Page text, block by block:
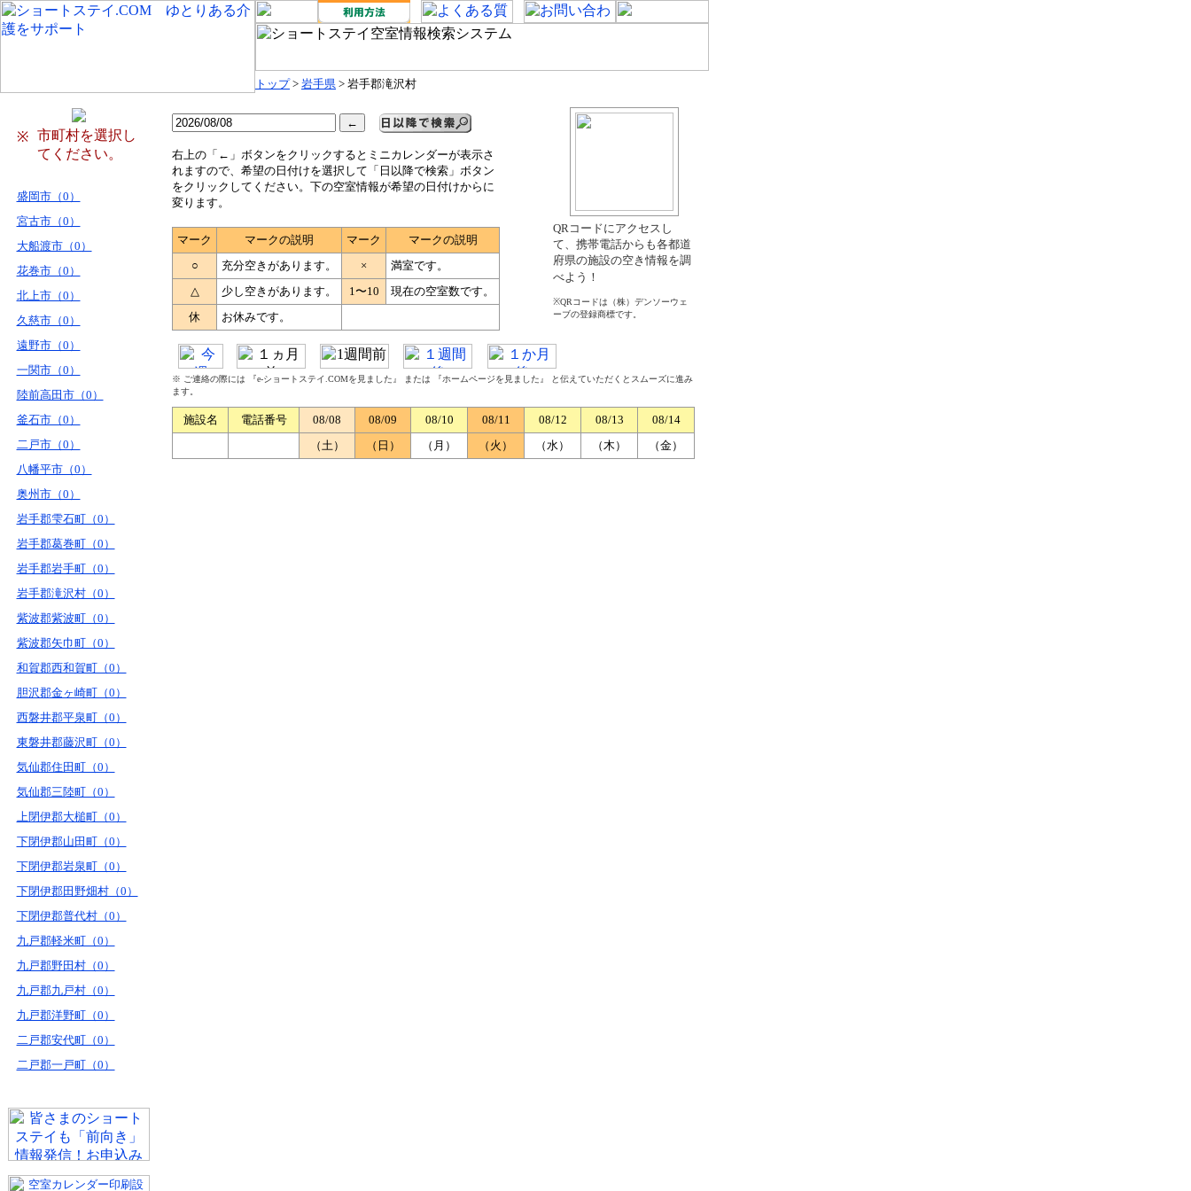
トップ> 岩手県 > 岩手郡滝沢村
※
市町村を選択し
てください。
盛岡市（0）
宮古市（0）
大船渡市（0）
花巻市（0）
北上市（0）
久慈市（0）
遠野市（0）
一関市（0）
陸前高田市（0）
釜石市（0）
二戸市（0）
八幡平市（0）
奥州市（0）
岩手郡雫石町（0）
岩手郡葛巻町（0）
岩手郡岩手町（0）
岩手郡滝沢村（0）
紫波郡紫波町（0）
紫波郡矢巾町（0）
和賀郡西和賀町（0）
胆沢郡金ヶ崎町（0）
西磐井郡平泉町（0）
東磐井郡藤沢町（0）
気仙郡住田町（0）
気仙郡三陸町（0）
上閉伊郡大槌町（0）
下閉伊郡山田町（0）
下閉伊郡岩泉町（0）
下閉伊郡田野畑村（0）
下閉伊郡普代村（0）
九戸郡軽米町（0）
九戸郡野田村（0）
九戸郡九戸村（0）
九戸郡洋野町（0）
二戸郡安代町（0）
二戸郡一戸町（0）
右上の「←」ボタンをクリックするとミニカレンダーが表示さ
れますので、希望の日付けを選択して「日以降で検索」ボタン
をクリックしてください。下の空室情報が希望の日付けからに
変ります。
マーク マークの説明 マーク
マークの説明
○
充分空きがあります。 ×
満室です。
△
少し空きがあります。 1〜10
現在の空室数です。
休
お休みです。
QRコードにアクセスし
て、携帯電話からも各都道
府県の施設の空き情報を調
べよう！
※QRコードは（株）デンソーウェ
ーブの登録商標です。
※ ご連絡の際には 『e-ショートステイ.COMを見ました』 または 『ホームページを見ました』 と伝えていただくとスムーズに進み
ます。
施設名 電話番号 08/08 08/09 08/10 08/11 08/12 08/13
08/14
（土）
（日） （月） （火） （水） （木） （金）